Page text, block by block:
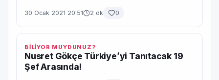
30 Ocak 2021 20:51 2 dk 0
BİLİYOR MUYDUNUZ?
Nusret Gökçe Türkiye’yi Tanıtacak 19
Şef Arasında!